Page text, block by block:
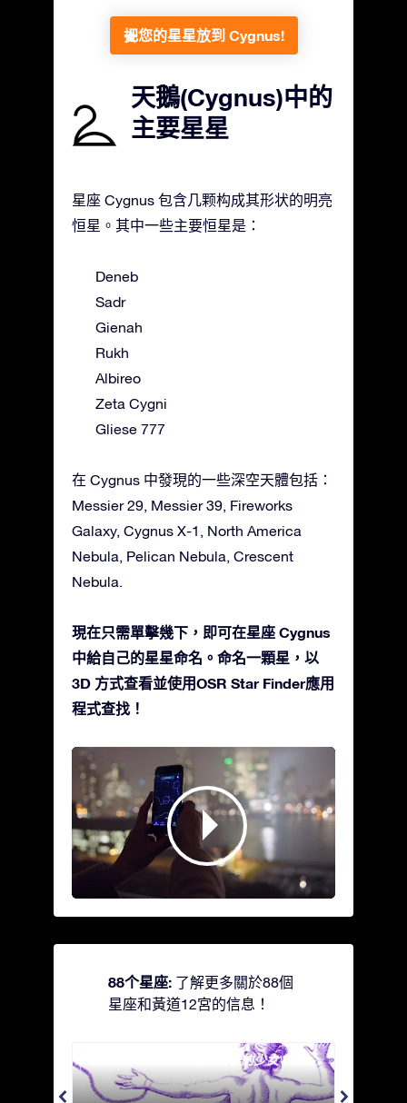
把您的星星放到 Cygnus!
天鵝(Cygnus)中的
主要星星
星座 Cygnus 包含几颗构成其形状的明亮
恒星。其中一些主要恒星是：
Deneb
Sadr
Gienah
Rukh
Albireo
Zeta Cygni
Gliese 777
在 Cygnus 中發現的一些深空天體包括：
Messier 29, Messier 39, Fireworks
Galaxy, Cygnus X-1, North America
Nebula, Pelican Nebula, Crescent
Nebula.
現在只需單擊幾下，即可在星座 Cygnus
中給自己的星星命名。命名一顆星，以
3D 方式查看並使用OSR Star Finder應用
程式查找！
88个星座: 了解更多關於88個
星座和黃道12宮的信息！
Andromeda - 被鐵鍊鎖著的少女